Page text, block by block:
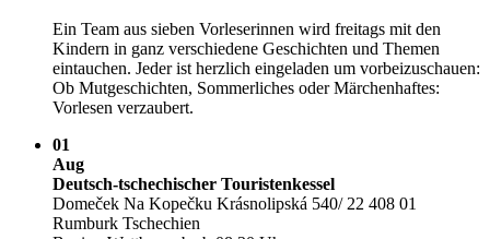
Ein Team aus sieben Vorleserinnen wird freitags mit den
Kindern in ganz verschiedene Geschichten und Themen
eintauchen. Jeder ist herzlich eingeladen um vorbeizuschauen:
Ob Mutgeschichten, Sommerliches oder Märchenhaftes:
Vorlesen verzaubert.
01
Aug
Deutsch-tschechischer Touristenkessel
Domeček Na Kopečku Krásnolipská 540/­ 22 408 01
Rumburk Tschechien